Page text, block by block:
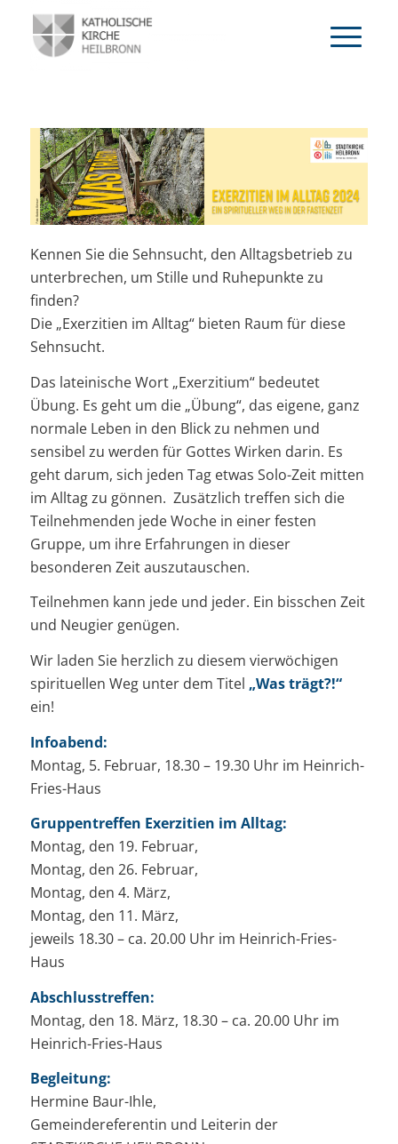
Kennen Sie die Sehnsucht, den Alltagsbetrieb zu
unterbrechen, um Stille und Ruhepunkte zu
finden?
Die „Exerzitien im Alltag“ bieten Raum für diese
Sehnsucht.
Das lateinische Wort „Exerzitium“ bedeutet
Übung. Es geht um die „Übung“, das eigene, ganz
normale Leben in den Blick zu nehmen und
sensibel zu werden für Gottes Wirken darin. Es
geht darum, sich jeden Tag etwas Solo-Zeit mitten
im Alltag zu gönnen. Zusätzlich treffen sich die
Teilnehmenden jede Woche in einer festen
Gruppe, um ihre Erfahrungen in dieser
besonderen Zeit auszutauschen.
Teilnehmen kann jede und jeder. Ein bisschen Zeit
und Neugier genügen.
Wir laden Sie herzlich zu diesem vierwöchigen
spirituellen Weg unter dem Titel „Was trägt?!“
ein!
Infoabend:
Montag, 5. Februar, 18.30 – 19.30 Uhr im Heinrich-
Fries-Haus
Gruppentreffen Exerzitien im Alltag:
Montag, den 19. Februar,
Montag, den 26. Februar,
Montag, den 4. März,
Montag, den 11. März,
jeweils 18.30 – ca. 20.00 Uhr im Heinrich-Fries-
Haus
Abschlusstreffen:
Montag, den 18. März, 18.30 – ca. 20.00 Uhr im
Heinrich-Fries-Haus
Begleitung:
Hermine Baur-Ihle,
Gemeindereferentin und Leiterin der